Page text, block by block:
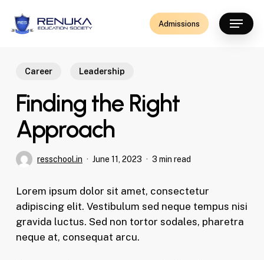
main
Admissions
Menu
Career Leadership
Finding the Right
Approach
resschool.in June 11, 2023 3 min read
Lorem ipsum dolor sit amet, consectetur
adipiscing elit. Vestibulum sed neque tempus nisi
gravida luctus. Sed non tortor sodales, pharetra
neque at, consequat arcu.